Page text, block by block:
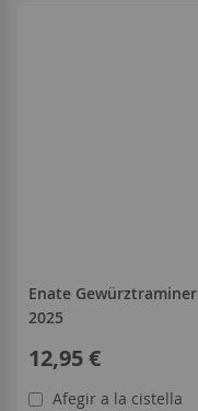
Enate Gewürztraminer
2025
12,95 €
Afegir a la cistella